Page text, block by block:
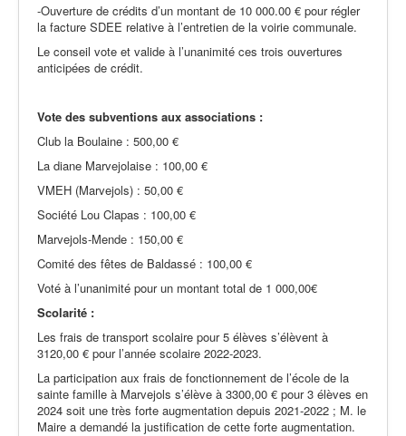
-Ouverture de crédits d’un montant de 10 000.00 € pour régler
la facture SDEE relative à l’entretien de la voirie communale.
Le conseil vote et valide à l’unanimité ces trois ouvertures
anticipées de crédit.
Vote des subventions aux associations :
Club la Boulaine : 500,00 €
La diane Marvejolaise : 100,00 €
VMEH (Marvejols) : 50,00 €
Société Lou Clapas : 100,00 €
Marvejols-Mende : 150,00 €
Comité des fêtes de Baldassé : 100,00 €
Voté à l’unanimité pour un montant total de 1 000,00€
Scolarité :
Les frais de transport scolaire pour 5 élèves s’élèvent à
3120,00 € pour l’année scolaire 2022-2023.
La participation aux frais de fonctionnement de l’école de la
sainte famille à Marvejols s’élève à 3300,00 € pour 3 élèves en
2024 soit une très forte augmentation depuis 2021-2022 ; M. le
Maire a demandé la justification de cette forte augmentation.